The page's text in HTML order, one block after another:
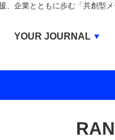
、企業とともに歩む「共創型
YOUR JOURNAL
BUSINESS JOURNAL
IVS JOURNAL